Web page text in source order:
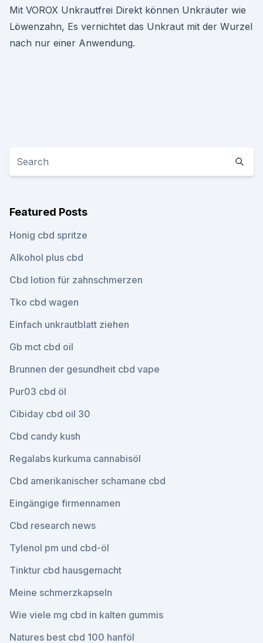
Mit VOROX Unkrautfrei Direkt können Unkräuter wie
Löwenzahn, Es vernichtet das Unkraut mit der Wurzel
nach nur einer Anwendung.
Featured Posts
Honig cbd spritze
Alkohol plus cbd
Cbd lotion für zahnschmerzen
Tko cbd wagen
Einfach unkrautblatt ziehen
Gb mct cbd oil
Brunnen der gesundheit cbd vape
Pur03 cbd öl
Cibiday cbd oil 30
Cbd candy kush
Regalabs kurkuma cannabisöl
Cbd amerikanischer schamane cbd
Eingängige firmennamen
Cbd research news
Tylenol pm und cbd-öl
Tinktur cbd hausgemacht
Meine schmerzkapseln
Wie viele mg cbd in kalten gummis
Natures best cbd 100 hanföl